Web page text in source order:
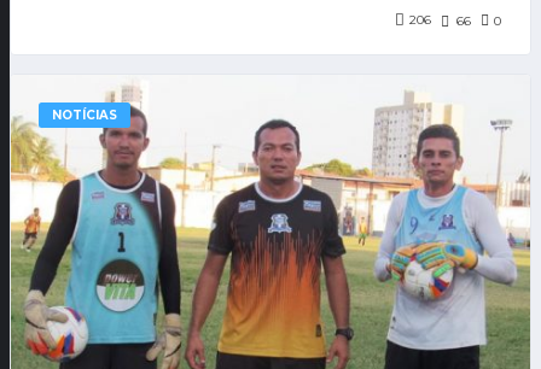
206 66 0
NOTÍCIAS